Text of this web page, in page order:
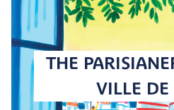
THE
VILLE DE